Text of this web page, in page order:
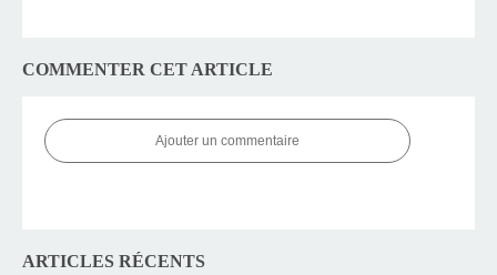
COMMENTER CET ARTICLE
Ajouter un commentaire
ARTICLES RÉCENTS